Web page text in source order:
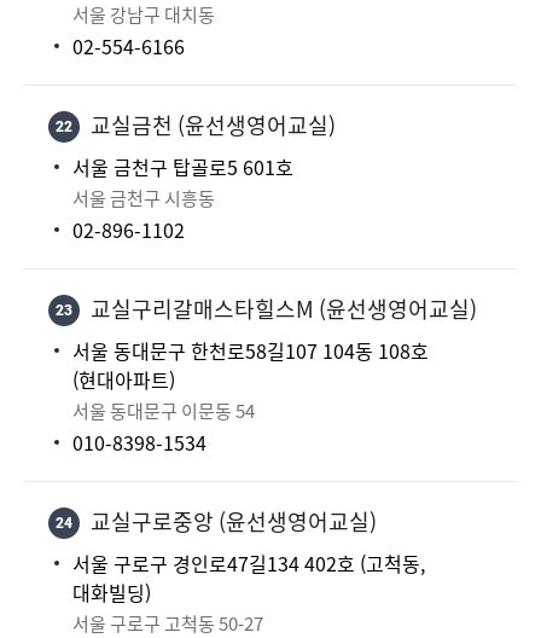
서울 강남구 대치동
02-554-6166
22 교실금천 (윤선생영어교실)
서울 금천구 탑골로5 601호
서울 금천구 시흥동
02-896-1102
23 교실구리갈매스타힐스M (윤선생영어교실)
서울 동대문구 한천로58길107 104동 108호
(현대아파트)
서울 동대문구 이문동 54
010-8398-1534
24 교실구로중앙 (윤선생영어교실)
서울 구로구 경인로47길134 402호 (고척동,
대화빌딩)
서울 구로구 고척동 50-27